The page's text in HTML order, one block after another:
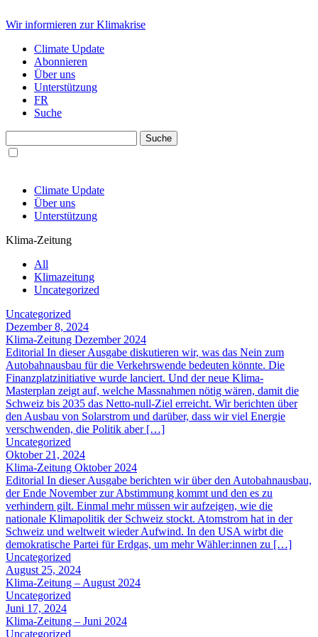
Wir informieren zur Klimakrise
Climate Update
Abonnieren
Über uns
Unterstützung
FR
Suche
Climate Update
Über uns
Unterstützung
Klima-Zeitung
All
Klimazeitung
Uncategorized
Uncategorized
Dezember 8, 2024
Klima-Zeitung Dezember 2024
Editorial In dieser Ausgabe diskutieren wir, was das Nein zum
Autobahnausbau für die Verkehrswende bedeuten könnte. Die
Finanzplatzinitiative wurde lanciert. Und der neue Klima-
Masterplan zeigt auf, welche Massnahmen nötig wären, damit die
Schweiz bis 2035 das Netto-null-Ziel erreicht. Wir berichten über
den Ausbau von Solarstrom und darüber, dass wir viel Energie
verschwenden, die Politik aber […]
Uncategorized
Oktober 21, 2024
Klima-Zeitung Oktober 2024
Editorial In dieser Ausgabe berichten wir über den Autobahnausbau,
der Ende November zur Abstimmung kommt und den es zu
verhindern gilt. Einmal mehr müssen wir aufzeigen, wie die
nationale Klimapolitik der Schweiz stockt. Atomstrom hat in der
Schweiz und weltweit wieder Aufwind. In den USA wirbt die
demokratische Partei für Erdgas, um mehr Wähler:innen zu […]
Uncategorized
August 25, 2024
Klima-Zeitung – August 2024
Uncategorized
Juni 17, 2024
Klima-Zeitung – Juni 2024
Uncategorized